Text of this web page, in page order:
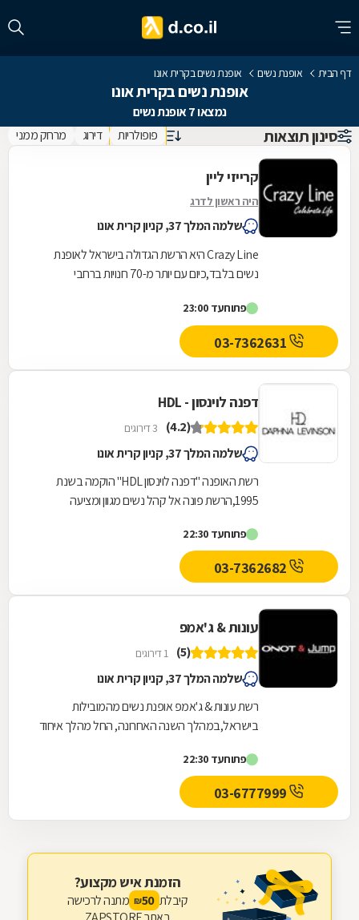
דף הבית אופנת נשים אופנת נשים בקרית אונו
אופנת נשים בקרית אונו
נמצאו 7 אופנת נשים
סינון תוצאות פופולריות דירוג מרחק ממני
קרייזי ליין
היה ראשון לדרג
שלמה המלך 37, קניון קרית אונו
Crazy Line היא הרשת הגדולה בישראל לאופנת
נשים בלבד,כיום עם יותר מ-70 חנויות ברחבי
הנאמן שלה בגדים...
פתוחעד 23:00
דפנה לוינסון - HDL
(4.2) 3 דירוגים
שלמה המלך 37, קניון קרית אונו
רשת האופנה "דפנה לוינסון HDL" הוקמה בשנת
1995,הרשת פונה אל קהל נשים מגוון ומציעה
ייחודיות לקהל...
פתוחעד 22:30
03-7362682
עונות & ג'אמפ
(5) 1 דירוגים
שלמה המלך 37, קניון קרית אונו
רשת עונות & ג'אמפ אופנת נשים מהמובילות
בישראל,במהלך השנה האחרונה, החל מהלך איחוד
בידול וזהות של...
פתוחעד 22:30
03-6777999
הזמנת איש מקצוע?
קיבלת 50
₪ מתנה לרכישה